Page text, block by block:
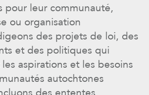
pour leur communauté,
ou organisation
des projets de loi, des
et des politiques qui
aspirations et les besoins
autochtones
des ententes